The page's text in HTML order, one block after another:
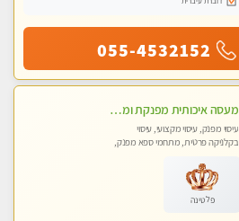
055-4532152
מעסה איכותית מפנקת ומקצועית לעיסוי חלומי ..... בהוד השרון
עיסוי מפנק, עיסוי מקצועי, עיסוי
בקלניקה פרטית, מתחמי ספא מפנק,
פלטינה